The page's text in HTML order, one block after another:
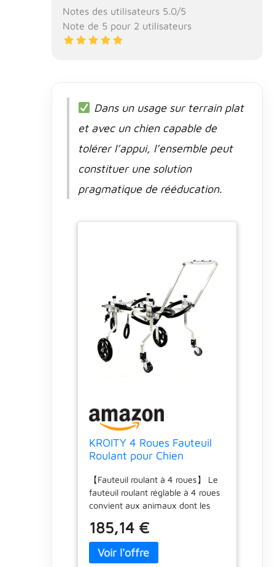
Notes des utilisateurs 5.0/5
Note de 5 pour 2 utilisateurs
Dans un usage sur terrain plat
et avec un chien capable de
tolérer l’appui, l’ensemble peut
constituer une solution
pragmatique de rééducation.
KROITY 4 Roues Fauteuil
Roulant pour Chien
de Rééducation pour
Animaux de Compagnie
Réglables Avant Et Arrière
Jambes Voiture de Marche
Assistée
【Fauteuil roulant à 4 roues】 Le
fauteuil roulant réglable à 4 roues
convient aux animaux dont les
peuvent pas bouger
normalement. Il s'agit d'un
fauteuil roulant pour chien qui
185,14 €